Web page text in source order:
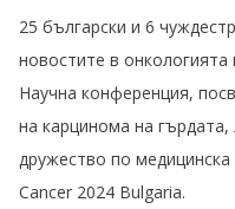
25 български и 6
новостите в
Научна конференция,
на карцинома на
дружество по
Cancer 2024 Bulgaria.